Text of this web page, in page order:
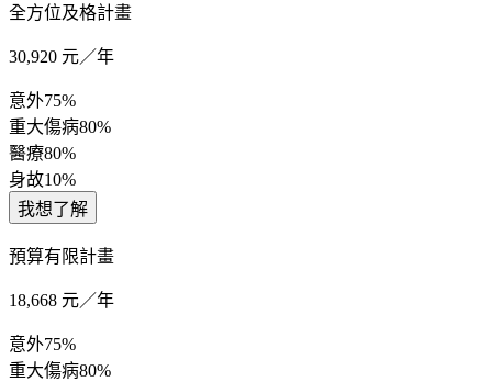
全方位及格計畫
30,920 元／年
意外75%
重大傷病80%
醫療80%
身故10%
我想了解
預算有限計畫
18,668 元／年
意外75%
重大傷病80%